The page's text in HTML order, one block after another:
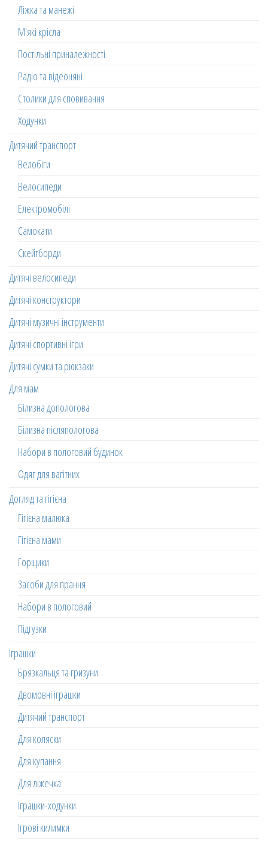
Ліжка та манежі
М'які крісла
Постільні приналежності
Радіо та відеоняні
Столики для сповивання
Ходунки
Дитячий транспорт
Велобіги
Велосипеди
Електромобілі
Самокати
Скейтборди
Дитячі велосипеди
Дитячі конструктори
Дитячі музичні інструменти
Дитячі спортивні ігри
Дитячі сумки та рюкзаки
Для мам
Білизна допологова
Білизна післяпологова
Набори в пологовий будинок
Одяг для вагітних
Догляд та гігієна
Гігієна малюка
Гігієна мами
Горщики
Засоби для прання
Набори в пологовий
Підгузки
Іграшки
Брязкальця та гризуни
Двомовні іграшки
Дитячий транспорт
Для коляски
Для купання
Для ліжечка
Іграшки-ходунки
Ігрові килимки